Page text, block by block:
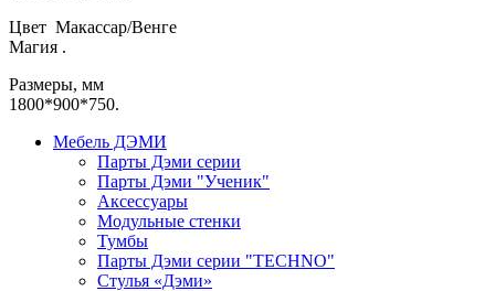
Цвет Макассар/Венге
Магия .
Размеры, мм
1800*900*750.
Мебель ДЭМИ
Парты Дэми серии
Парты Дэми "Ученик"
Аксессуары
Модульные стенки
Тумбы
Парты Дэми серии "TECHNO"
Стулья «Дэми»